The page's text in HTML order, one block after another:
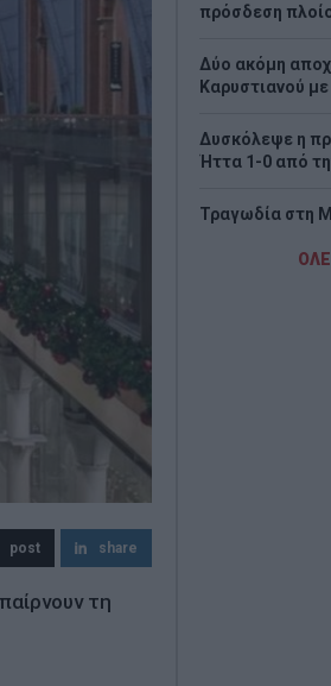
post share
τη
πρόσδεση
Δύο ακόμη
Καρυστιανού
Δυσκόλεψε η
Ήττα 1-0 από
Τραγωδία στη
είχε